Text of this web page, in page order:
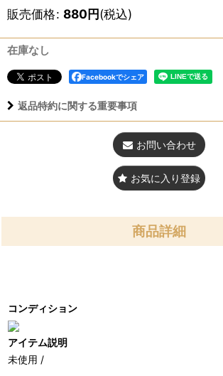
販売価格: 880円(税込)
在庫なし
Facebookでシェア
返品特約に関する重要事項
お問い合わせ
お気に入り登録
商品詳細
コンディション
アイテム説明
未使用 /